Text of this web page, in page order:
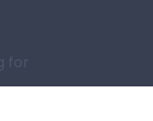
for